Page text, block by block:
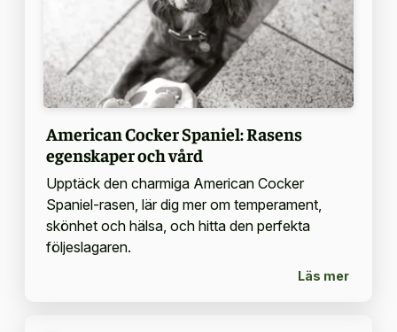
American Cocker Spaniel: Rasens
egenskaper och vård
Upptäck den charmiga American Cocker
Spaniel-rasen, lär dig mer om temperament,
skönhet och hälsa, och hitta den perfekta
följeslagaren.
Läs mer